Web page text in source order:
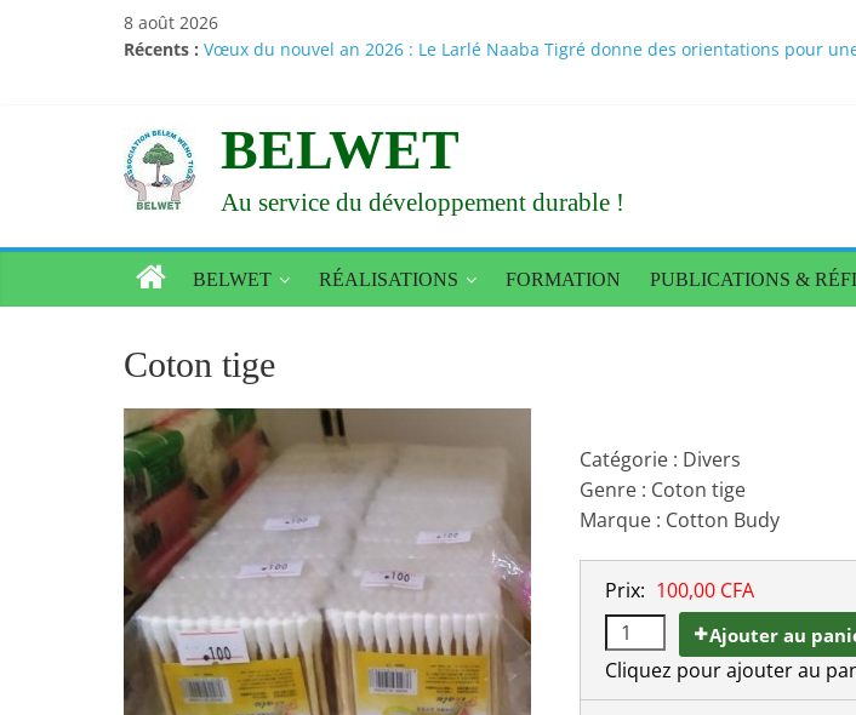
8 août 2026
Récents : Vœux du nouvel an 2026 : Le Larlé Naaba Tigré donne des orientations pour
Une tournée radiophonique dans sept régions du Burkina pour une
Amélioration de l’état alimentaire et nuritionnel des populations : une
Le Larlé Naaba Tigré consacre sa XXXVI année de règne
BELWET
Au service du développement durable !
BELWET RÉALISATIONS FORMATION PUBLICATIONS &
Coton tige
Catégorie : Divers
Genre : Coton tige
Marque : Cotton Budy
Prix: 100,00 CFA
Ajouter au
Cliquez pour ajouter au